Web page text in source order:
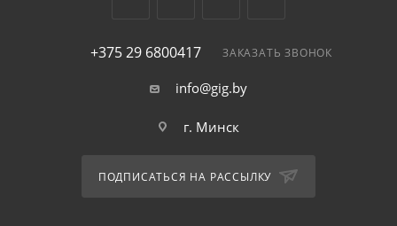
+375 29 6800417 ЗАКАЗАТЬ ЗВОНОК
info@gig.by
г. Минск
ПОДПИСАТЬСЯ НА РАССЫЛКУ